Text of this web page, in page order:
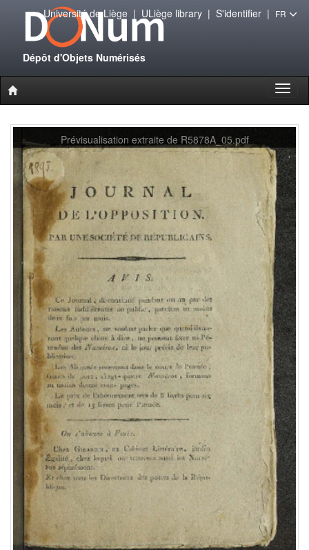
Dépôt d'Objets Numérisés
Université de Liège| ULiège library| S'identifier| FR
Prévisualisation extraite de R5878A_05.pdf